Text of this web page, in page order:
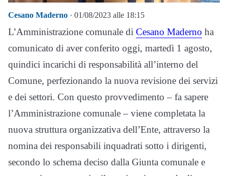
Cesano Maderno · 01/08/2023 alle 18:15
L’Amministrazione comunale di Cesano Maderno ha
comunicato di aver conferito oggi, martedì 1 agosto,
quindici incarichi di responsabilità all’interno del
Comune, perfezionando la nuova revisione dei servizi
e dei settori. Con questo provvedimento – fa sapere
l’Amministrazione comunale – viene completata la
nuova struttura organizzativa dell’Ente, attraverso la
nomina dei responsabili inquadrati sotto i dirigenti,
secondo lo schema deciso dalla Giunta comunale e